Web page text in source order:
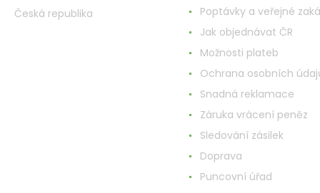
Česká republika
Poptávky a veřejné
Jak objednávat ČR
Možnosti plateb
Ochrana osobních
Snadná reklamace
Záruka vrácení peněz
Sledování zásilek
Doprava
Puncovní úřad